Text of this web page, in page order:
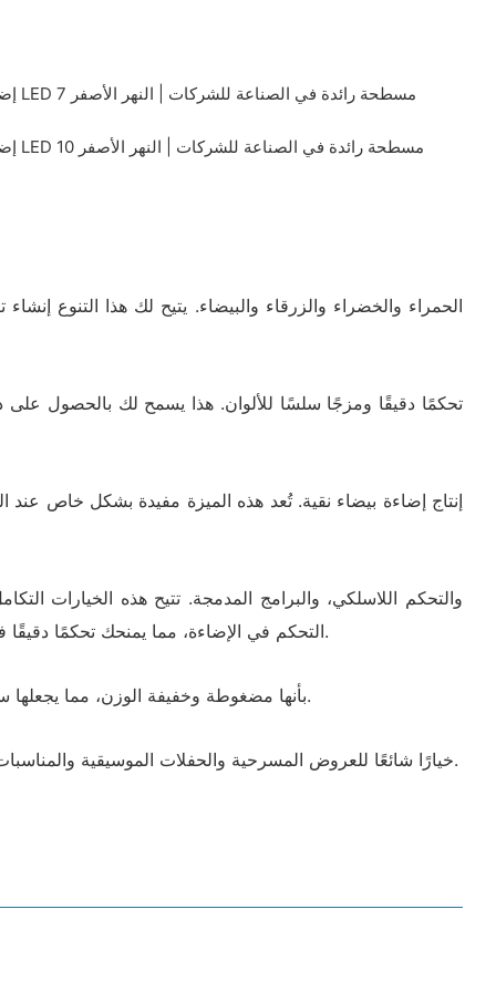
التحكم في الإضاءة، مما يمنحك تحكمًا دقيقًا في اختيار اللون، وشدته، وتأثيرات الإضاءة. قد تحتوي بعض التركيبات أيضًا على أوضاع تشغيل صوتي تُزامن الإضاءة مع إيقاع الموسيقى.
5. تصميم مضغوط وخفيف الوزن: تتميز مصابيح RGBW LED Par بأنها مضغوطة وخفيفة الوزن، مما يجعلها سهلة النقل والإعداد والتركيب في أماكن مختلفة أو إعدادات المسرح.
تجعل هذه المزايا من LED par RGBW خيارًا شائعًا للعروض المسرحية والحفلات الموسيقية والمناسبات والإضاءة المعمارية وغيرها من التطبيقات التي تتطلب إضاءة ديناميكية ومتعددة الاستخدامات.